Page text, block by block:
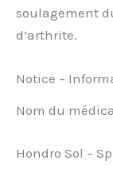
soulagement
d’arthrite.
Notice –
Nom du
Hondro Sol –